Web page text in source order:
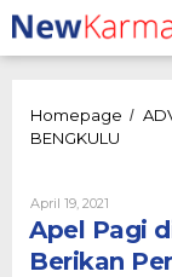
Lewati
ke
konten
Homepage /
BENGKULU
Wawali
Dedy
Berikan
April 19, 2021
Apel Pagi
Berikan